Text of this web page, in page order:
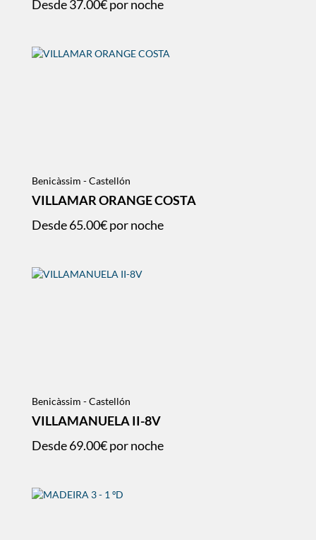
Desde37.00€por noche
Benicàssim - Castellón
VILLAMAR ORANGE COSTA
Desde65.00€por noche
Benicàssim - Castellón
VILLAMANUELA II-8V
Desde69.00€por noche